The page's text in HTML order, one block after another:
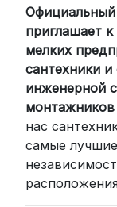
Для
России
СДЭК:
Официальный
приглашает
мелких
сантехники и
инженерной
монтажников
нас
самые